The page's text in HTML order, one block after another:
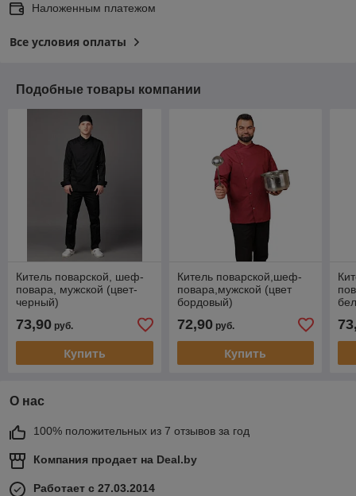
Наложенным платежом
Все условия оплаты
Подобные товары компании
Китель поварской, шеф-
повара, мужской (цвет-
черный)
73,90 руб.
Купить
Китель поварской,шеф-
повара,мужской (цвет
бордовый)
72,90руб.
Купить
О нас
100% положительных из 7 отзывов за год
Компания продает на Deal.by
Работает с 27.03.2014